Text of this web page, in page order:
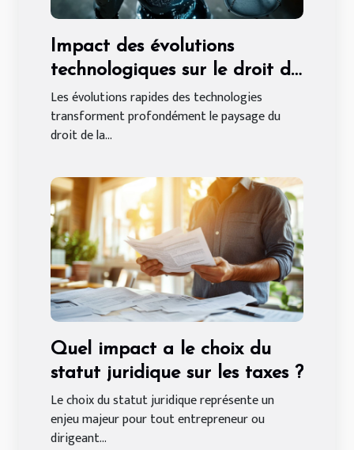
Impact des évolutions
technologiques sur le droit de
la propriété intellectuelle
Les évolutions rapides des technologies
transforment profondément le paysage du
droit de la...
Quel impact a le choix du
statut juridique sur les taxes ?
Le choix du statut juridique représente un
enjeu majeur pour tout entrepreneur ou
dirigeant...